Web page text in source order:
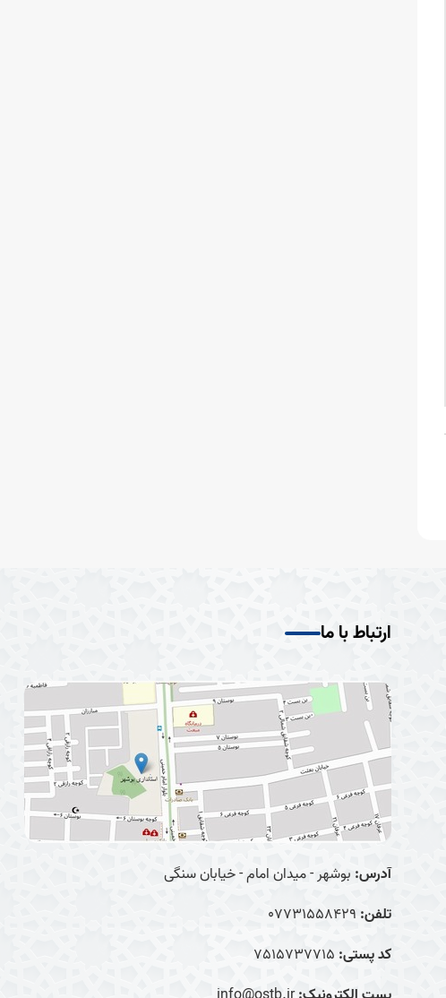
ارتباط با ما
آدرس: بوشهر - میدان امام - خیابان سنگی
تلفن: 07731558429
کد پستی: 7515737715